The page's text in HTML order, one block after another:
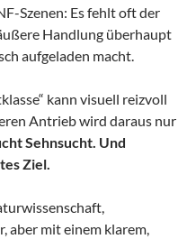
Szenen: Es fehlt oft der
Handlung überhaupt
aufgeladen macht.
kann visuell reizvoll
Antrieb wird daraus nur
Sehnsucht. Und
Ziel.
aber mit einem klarem,